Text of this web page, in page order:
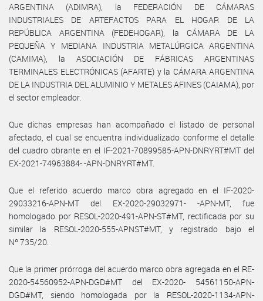
ARGENTINA (ADIMRA), la FEDERACIÓN DE CÁMARAS
INDUSTRIALES DE ARTEFACTOS PARA EL HOGAR DE LA
REPÚBLICA ARGENTINA (FEDEHOGAR), la CÁMARA DE LA
PEQUEÑA Y MEDIANA INDUSTRIA METALÚRGICA ARGENTINA
(CAMIMA), la ASOCIACIÓN DE FÁBRICAS ARGENTINAS
TERMINALES ELECTRÓNICAS (AFARTE) y la CÁMARA ARGENTINA
DE LA INDUSTRIA DEL ALUMINIO Y METALES AFINES (CAIAMA), por
el sector empleador.
Que dichas empresas han acompañado el listado de personal
afectado, el cual se encuentra individualizado conforme el detalle
del cuadro obrante en el IF-2021-70899585-APN-DNRYRT#MT del
EX-2021-74963884- -APN-DNRYRT#MT.
Que el referido acuerdo marco obra agregado en el IF-2020-
29033216-APN-MT del EX-2020-29032971- -APN-MT, fue
homologado por RESOL-2020-491-APN-ST#MT, rectificada por su
similar la RESOL-2020-555-APNST#MT, y registrado bajo el
Nº 735/20.
Que la primer prórroga del acuerdo marco obra agregada en el RE-
2020-54560952-APN-DGD#MT del EX-2020- 54561150-APN-
DGD#MT, siendo homologada por la RESOL-2020-1134-APN-